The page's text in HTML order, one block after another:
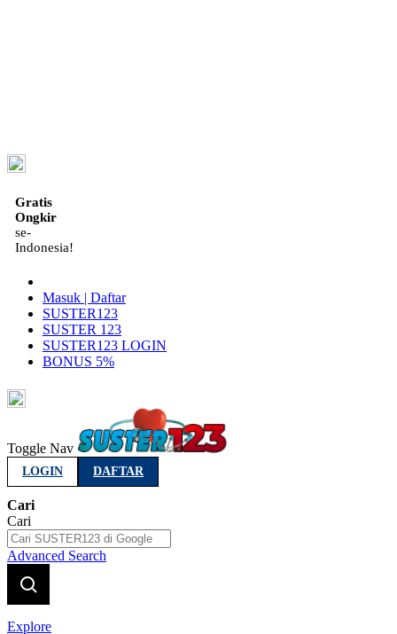
Gratis
Ongkir
se-
Indonesia!
Masuk | Daftar
SUSTER123
SUSTER 123
SUSTER123 LOGIN
BONUS 5%
Toggle Nav
LOGIN DAFTAR
Cari
Cari
Advanced Search
Explore